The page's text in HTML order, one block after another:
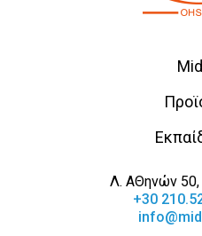
Λ. ΑΘηνών 50,
+30